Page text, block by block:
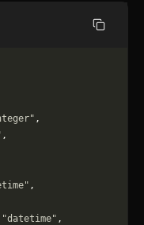
Copiar
,
,
,
"datetime" ,